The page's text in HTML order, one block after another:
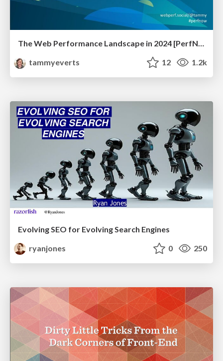
The Web Performance Landscape in 2024 [PerfNow 2024]
tammyeverts
12 1.2k
Evolving SEO for Evolving Search Engines
ryanjones
0 250